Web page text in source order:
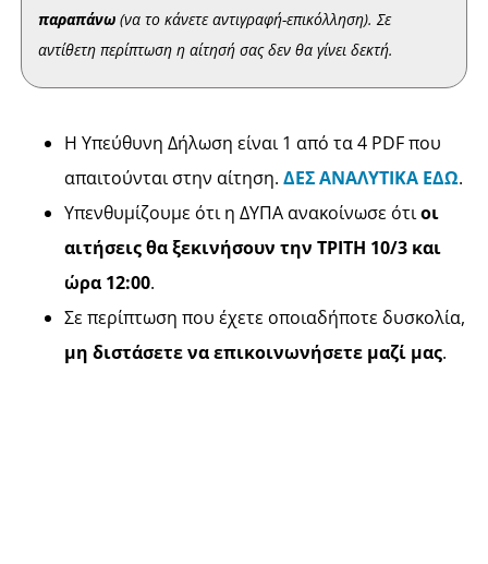
παραπάνω (να το κάνετε αντιγραφή-επικόλληση). Σε
αντίθετη περίπτωση η αίτησή σας δεν θα γίνει δεκτή.
Η Υπεύθυνη Δήλωση είναι 1 από τα 4 PDF που
απαιτούνται στην αίτηση.ΔΕΣ ΑΝΑΛΥΤΙΚΑ ΕΔΩ.
Υπενθυμίζουμε ότι η ΔΥΠΑ ανακοίνωσε ότιοι
αιτήσεις θα ξεκινήσουν την ΤΡΙΤΗ 10/3 και
ώρα 12:00.
Σε περίπτωση που έχετε οποιαδήποτε δυσκολία,
μη διστάσετε να επικοινωνήσετε μαζί μας.